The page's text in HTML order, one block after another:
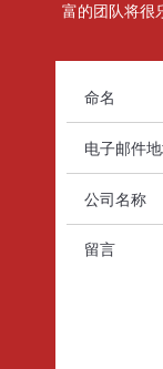
富的团队将很